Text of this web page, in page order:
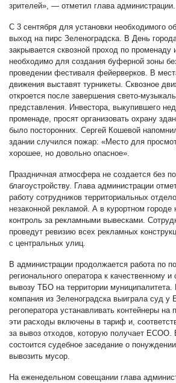
зрителей», — отметил глава администрации.
С 3 сентября для установки необходимого
выход на пирс Зеленоградска. В День
закрывается сквозной проход по
необходимо для создания буферной зоны
проведении фестиваля фейерверков. В
движения выставят турникеты. Сквозное
откроется после завершения свето-
представления. Инвестора, выкупившего
променаде, просят организовать охрану
было посторонних. Сергей Кошевой
здании случился пожар: «Место для
хорошее, но довольно опасное».
Праздничная атмосфера не создается без
благоустройству. Глава администрации
работу сотрудников территориальных
незаконной рекламой. А в курортном городе
контроль за рекламными вывесками.
проведут ревизию всех рекламных
с центральных улиц.
В администрации продолжается работа по
регионального оператора к качественному
вывозу ТБО на территории
компания из Зеленоградска выиграла суд
регоператора устанавливать контейнеры на
эти расходы включены в тариф и,
за вывоз отходов, которую получает ЕСОО.
состоится судебное заседание о
вывозить мусор.
На еженедельном совещании глава